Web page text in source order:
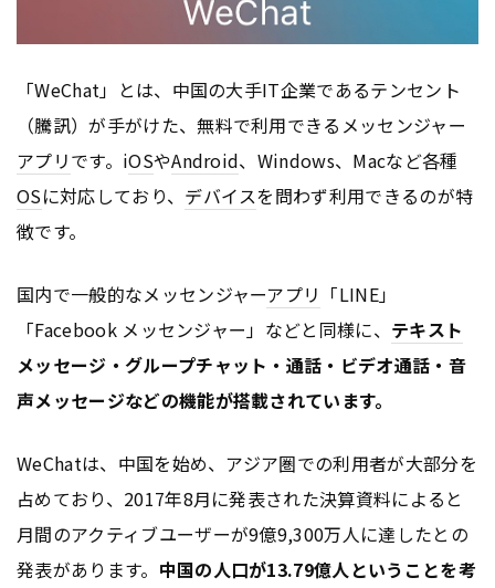
「WeChat」とは、中国の大手IT企業であるテンセント
（騰訊）が手がけた、無料で利用できるメッセンジャー
アプリです。iOSやAndroid、Windows、Macなど各種
OSに対応しており、 デバイスを問わず利用できるのが特
徴です。
国内で一般的なメッセンジャーアプリ 「LINE」
「Facebook メッセンジャー」などと同様に、 テキスト
メッセージ・グループチャット・通話・ビデオ通話・音
声メッセージなどの機能が搭載されています。
WeChatは、中国を始め、アジア圏での利用者が大部分を
占めており、2017年8月に発表された決算資料によると
月間のアクティブユーザーが9億9,300万人に達したとの
発表があります。 中国の人口が13.79億人ということを考